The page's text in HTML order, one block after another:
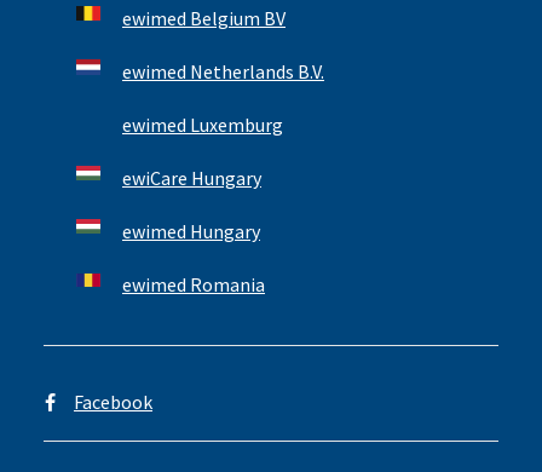
ewimed Belgium BV
ewimed Netherlands B.V.
ewimed Luxemburg
ewiCare Hungary
ewimed Hungary
ewimed Romania
Facebook